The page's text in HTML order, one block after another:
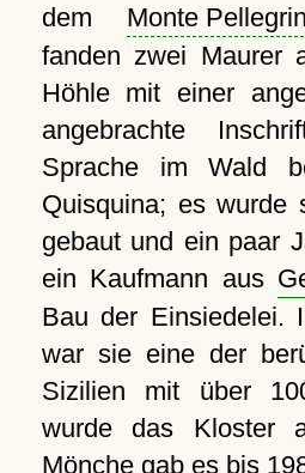
dem Monte
fanden zwei Maurer
Höhle mit einer
angebrachte
Sprache im Wald
Quisquina; es wurde
gebaut und ein paar
ein Kaufmann aus
Bau der Einsiedelei.
war sie eine der
Sizilien mit über
wurde das Kloster
Mönche gab es bis